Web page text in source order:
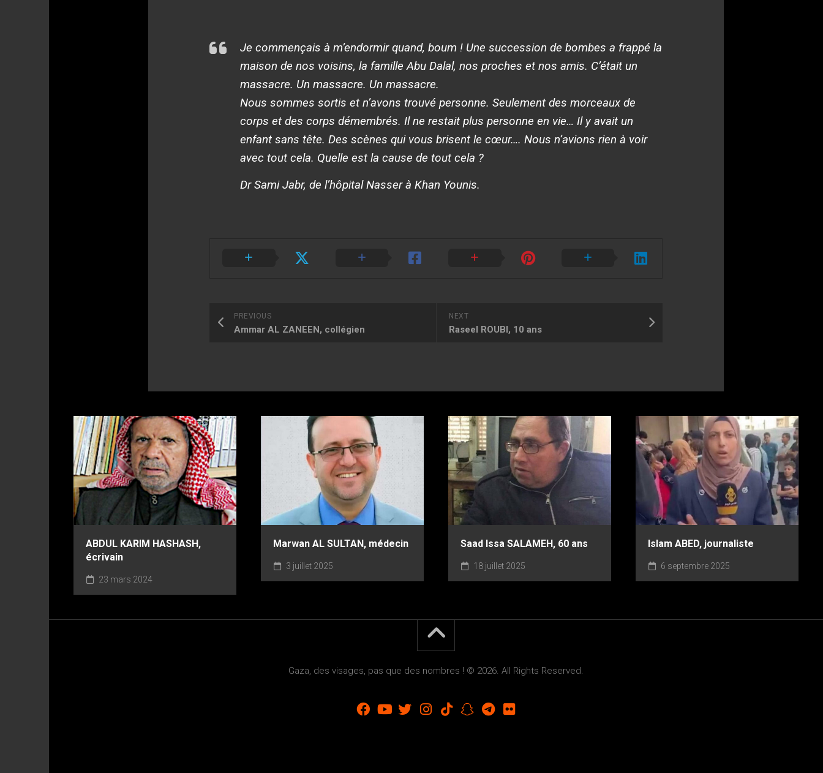
Je commençais à m’endormir quand, boum ! Une succession de bombes a frappé la
maison de nos voisins, la famille Abu Dalal, nos proches et nos amis. C’était un
massacre. Un massacre. Un massacre.
Nous sommes sortis et n’avons trouvé personne. Seulement des morceaux de
corps et des corps démembrés. Il ne restait plus personne en vie… Il y avait un
enfant sans tête. Des scènes qui vous brisent le cœur…. Nous n’avions rien à voir
avec tout cela. Quelle est la cause de tout cela ?
Dr Sami Jabr, de l’hôpital Nasser à Khan Younis.
NEXT
Raseel ROUBI, 10 ans
PREVIOUS
Ammar AL ZANEEN, collégien
ABDUL KARIM HASHASH,
écrivain
23 mars 2024
Marwan AL SULTAN, médecin
3 juillet 2025
Saad Issa SALAMEH, 60 ans
18 juillet 2025
Islam ABED, journaliste
6 septembre 2025
Gaza, des visages, pas que des nombres ! © 2026. All Rights Reserved.